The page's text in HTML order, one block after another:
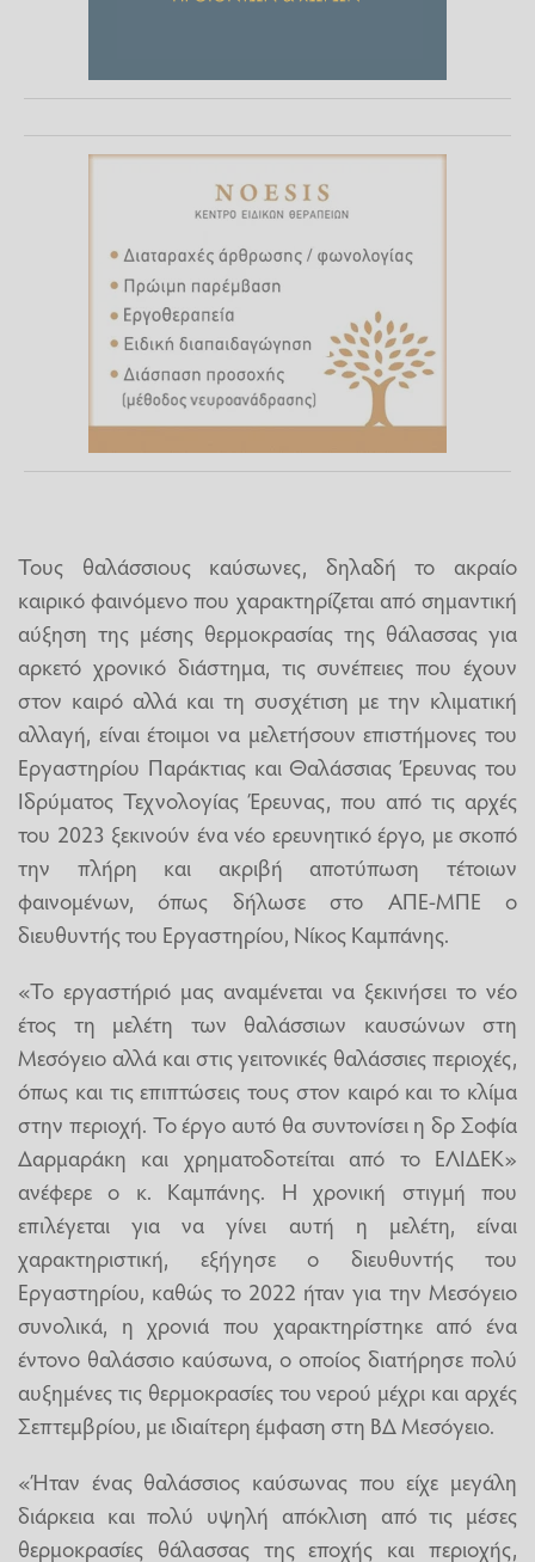
Τους θαλάσσιους καύσωνες, δηλαδή το ακραίο
καιρικό φαινόμενο που χαρακτηρίζεται από σημαντική
αύξηση της μέσης θερμοκρασίας της θάλασσας για
αρκετό χρονικό διάστημα, τις συνέπειες που έχουν
στον καιρό αλλά και τη συσχέτιση με την κλιματική
αλλαγή, είναι έτοιμοι να μελετήσουν επιστήμονες του
Εργαστηρίου Παράκτιας και Θαλάσσιας Έρευνας του
Ιδρύματος Τεχνολογίας Έρευνας, που από τις αρχές
του 2023 ξεκινούν ένα νέο ερευνητικό έργο, με σκοπό
την πλήρη και ακριβή αποτύπωση τέτοιων
φαινομένων, όπως δήλωσε στο ΑΠΕ-ΜΠΕ ο
διευθυντής του Εργαστηρίου, Νίκος Καμπάνης.
«Το εργαστήριό μας αναμένεται να ξεκινήσει το νέο
έτος τη μελέτη των θαλάσσιων καυσώνων στη
Μεσόγειο αλλά και στις γειτονικές θαλάσσιες περιοχές,
όπως και τις επιπτώσεις τους στον καιρό και το κλίμα
στην περιοχή. Το έργο αυτό θα συντονίσει η δρ Σοφία
Δαρμαράκη και χρηματοδοτείται από το ΕΛΙΔΕΚ»
ανέφερε ο κ. Καμπάνης. Η χρονική στιγμή που
επιλέγεται για να γίνει αυτή η μελέτη, είναι
χαρακτηριστική, εξήγησε ο διευθυντής του
Εργαστηρίου, καθώς το 2022 ήταν για την Μεσόγειο
συνολικά, η χρονιά που χαρακτηρίστηκε από ένα
έντονο θαλάσσιο καύσωνα, ο οποίος διατήρησε πολύ
αυξημένες τις θερμοκρασίες του νερού μέχρι και αρχές
Σεπτεμβρίου, με ιδιαίτερη έμφαση στη ΒΔ Μεσόγειο.
«Ήταν ένας θαλάσσιος καύσωνας που είχε μεγάλη
διάρκεια και πολύ υψηλή απόκλιση από τις μέσες
θερμοκρασίες θάλασσας της εποχής και περιοχής,